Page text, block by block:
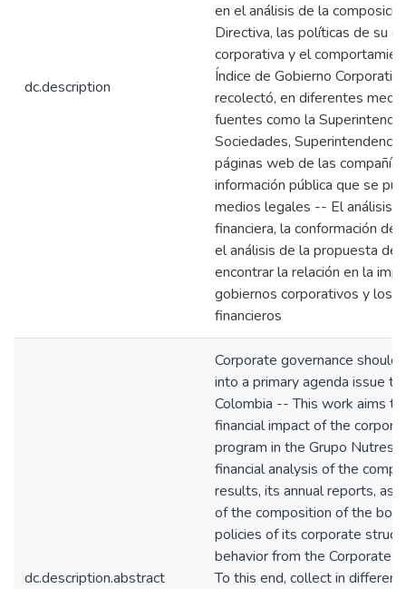
dc.description
en el análisis de la
Directiva, las políticas de su
corporativa y el
Índice de Gobierno
recolectó, en diferentes
fuentes como la
Sociedades, Superintendencia
páginas web de las
información pública que se
medios legales -- El análisis
financiera, la conformación de
el análisis de la propuesta de
encontrar la relación en la
gobiernos corporativos y los
financieros
dc.description.abstract
Corporate governance
into a primary agenda issue
Colombia -- This work aims
financial impact of the
program in the Grupo
financial analysis of the
results, its annual reports, as
of the composition of the
policies of its corporate
behavior from the Corporate
To this end, collect in